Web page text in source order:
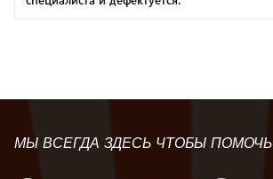
МЫ ВСЕГДА ЗДЕСЬ ЧТОБЫ ПОМОЧЬ